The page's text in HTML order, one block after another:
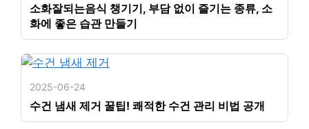
소화잘되는음식 챙기기, 부담 없이 즐기는 종류, 소
화에 좋은 습관 만들기
2025-06-24
수건 냄새 제거 꿀팁! 쾌적한 수건 관리 비법 공개